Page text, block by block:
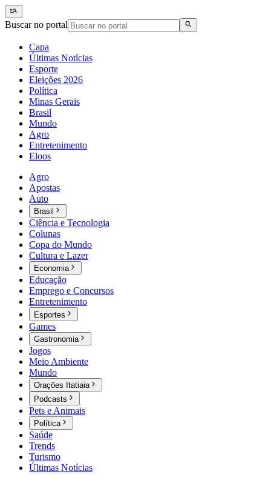
Buscar no portal
Capa
Últimas Notícias
Esporte
Eleições 2026
Política
Minas Gerais
Brasil
Mundo
Agro
Entretenimento
Eloos
Agro
Apostas
Auto
Brasil
Ciência e Tecnologia
Colunas
Copa do Mundo
Cultura e Lazer
Economia
Educação
Emprego e Concursos
Entretenimento
Esportes
Games
Gastronomia
Jogos
Meio Ambiente
Mundo
Orações Itatiaia
Podcasts
Pets e Animais
Política
Saúde
Trends
Turismo
Últimas Notícias